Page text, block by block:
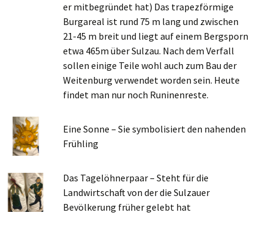
er mitbegründet hat) Das trapezförmige
Burgareal ist rund 75 m lang und zwischen
21-45 m breit und liegt auf einem Bergsporn
etwa 465m über Sulzau. Nach dem Verfall
sollen einige Teile wohl auch zum Bau der
Weitenburg verwendet worden sein. Heute
findet man nur noch Runinenreste.
Eine Sonne – Sie symbolisiert den nahenden
Frühling
Das Tagelöhnerpaar – Steht für die
Landwirtschaft von der die Sulzauer
Bevölkerung früher gelebt hat